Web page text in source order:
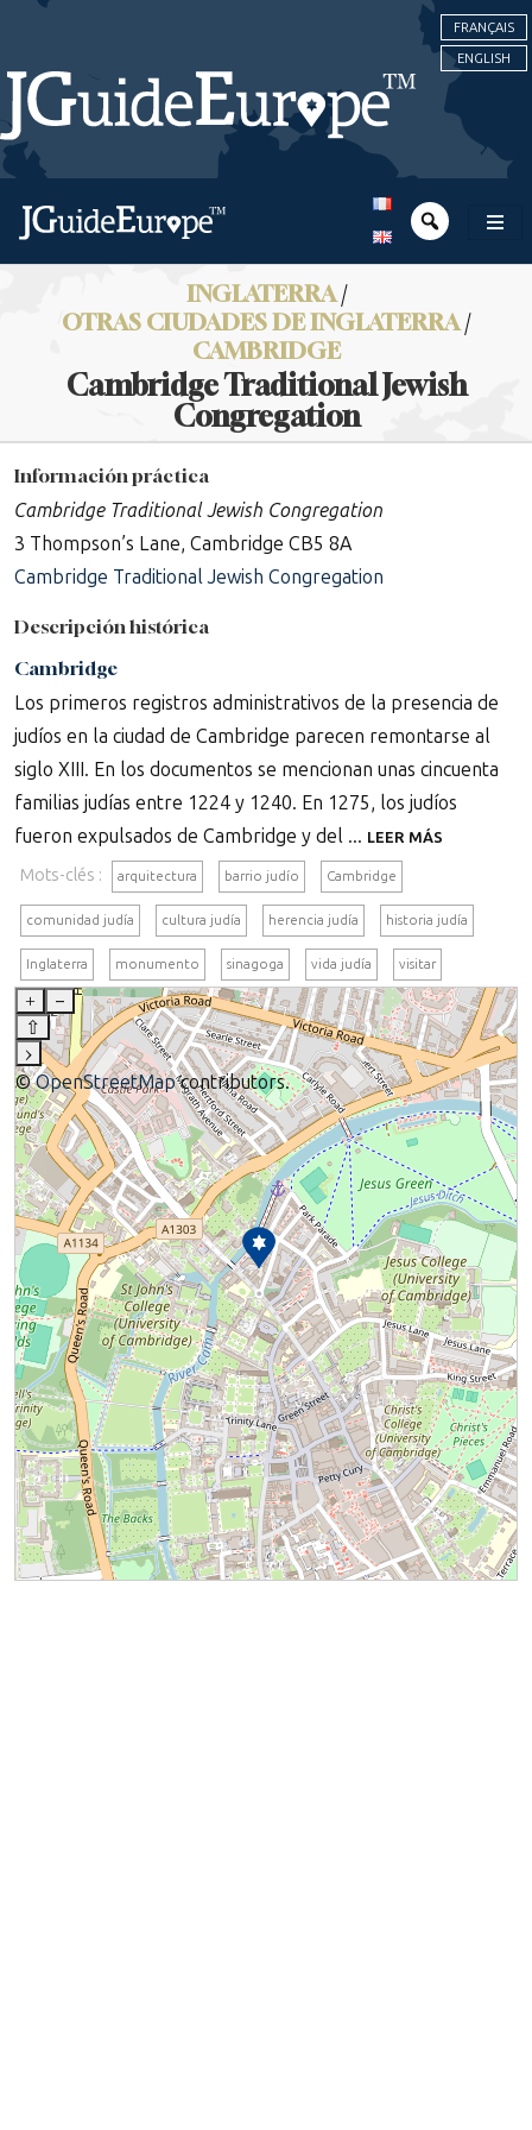
FRANÇAIS
ENGLISH
INGLATERRA/
OTRAS CIUDADES DE INGLATERRA/
CAMBRIDGE
Cambridge Traditional Jewish
Congregation
Información práctica
Cambridge Traditional Jewish Congregation
3 Thompson’s Lane, Cambridge CB5 8A
Cambridge Traditional Jewish Congregation
Descripción histórica
Cambridge
Los primeros registros administrativos de la presencia de
judíos en la ciudad de Cambridge parecen remontarse al
siglo XIII. En los documentos se mencionan unas cincuenta
familias judías entre 1224 y 1240. En 1275, los judíos
fueron expulsados de Cambridge y del ... LEER MÁS
Mots-clés : arquitectura barrio judío Cambridge
comunidad judía cultura judía herencia judía historia judía
Inglaterra monumento sinagoga vida judía visitar
+
–
⇧
›
©OpenStreetMapcontributors.